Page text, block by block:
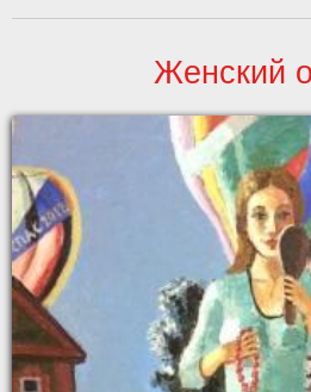
Женский